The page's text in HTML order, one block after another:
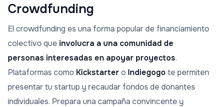
Crowdfunding
El crowdfunding es una forma popular de financiamiento
colectivo que involucra a una comunidad de
personas interesadas en apoyar proyectos.
Plataformas como Kickstarter o Indiegogo te permiten
presentar tu startup y recaudar fondos de donantes
individuales. Prepara una campaña convincente y